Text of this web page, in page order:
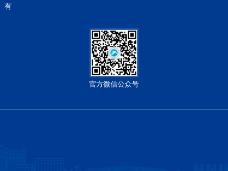
有
官方微信公众号